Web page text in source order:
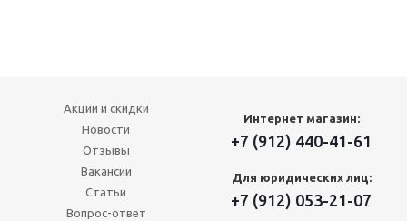
Акции и скидки
Новости
Отзывы
Вакансии
Статьи
Вопрос-ответ
Интернет магазин:
+7 (912) 440-41-61
Для юридических лиц:
+7 (912) 053-21-07